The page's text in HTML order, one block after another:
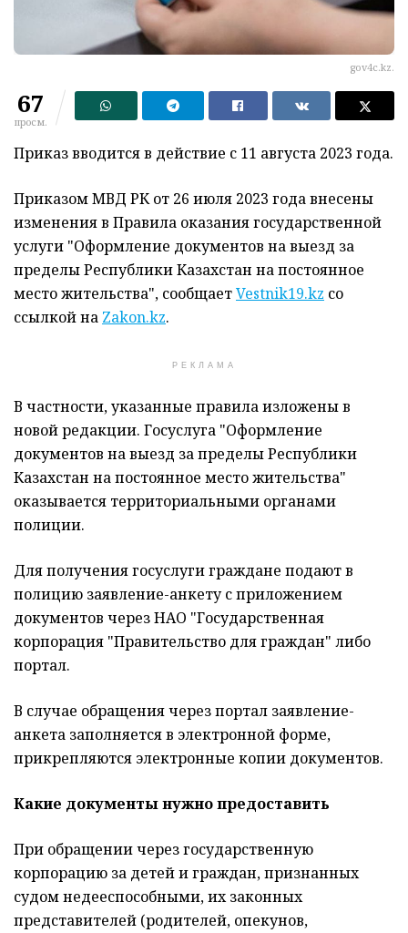
gov4c.kz.
67
просм.
Приказ вводится в действие с 11 августа 2023 года.
Приказом МВД РК от 26 июля 2023 года внесены
изменения в Правила оказания государственной
услуги "Оформление документов на выезд за
пределы Республики Казахстан на постоянное
место жительства", сообщаетVestnik19.kz со
ссылкой на Zakon.kz.
РЕКЛАМА
В частности, указанные правила изложены в
новой редакции. Госуслуга "Оформление
документов на выезд за пределы Республики
Казахстан на постоянное место жительства"
оказывается территориальными органами
полиции.
Для получения госуслуги граждане подают в
полицию заявление-анкету с приложением
документов через НАО "Государственная
корпорация "Правительство для граждан" либо
портал.
В случае обращения через портал заявление-
анкета заполняется в электронной форме,
прикрепляются электронные копии документов.
Какие документы нужно предоставить
При обращении через государственную
корпорацию за детей и граждан, признанных
судом недееспособными, их законных
представителей (родителей, опекунов,